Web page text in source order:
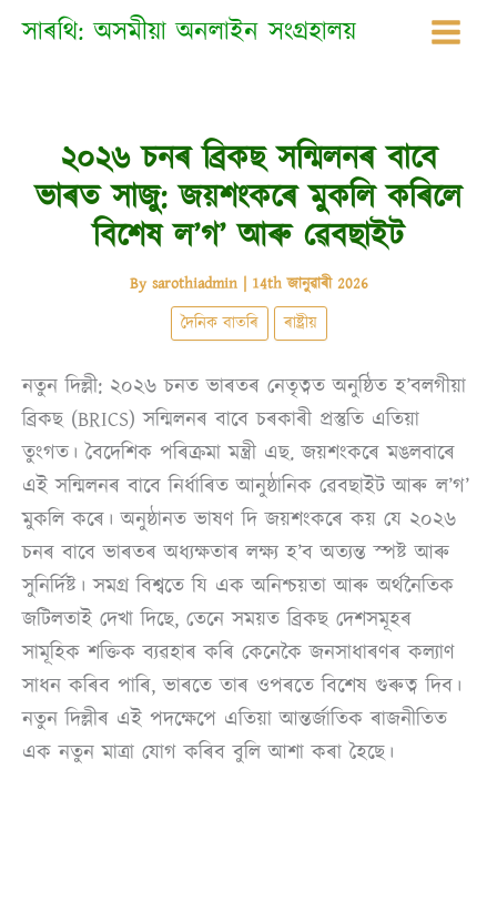
সাৰথি: অসমীয়া অনলাইন সংগ্ৰহালয়
২০২৬ চনৰ ব্ৰিকছ সন্মিলনৰ বাবে
ভাৰত সাজু: জয়শংকৰে মুকলি কৰিলে
বিশেষ ল’গ’ আৰু ৱেবছাইট
By sarothiadmin | 14th জানুৱাৰী 2026
দৈনিক বাতৰি ৰাষ্ট্ৰীয়
নতুন দিল্লী: ২০২৬ চনত ভাৰতৰ নেতৃত্বত অনুষ্ঠিত হ’বলগীয়া
ব্ৰিকছ (BRICS) সন্মিলনৰ বাবে চৰকাৰী প্ৰস্তুতি এতিয়া
তুংগত। বৈদেশিক পৰিক্ৰমা মন্ত্ৰী এছ. জয়শংকৰে মঙলবাৰে
এই সন্মিলনৰ বাবে নিৰ্ধাৰিত আনুষ্ঠানিক ৱেবছাইট আৰু ল’গ’
মুকলি কৰে। অনুষ্ঠানত ভাষণ দি জয়শংকৰে কয় যে ২০২৬
চনৰ বাবে ভাৰতৰ অধ্যক্ষতাৰ লক্ষ্য হ’ব অত্যন্ত স্পষ্ট আৰু
সুনিৰ্দিষ্ট। সমগ্ৰ বিশ্বতে যি এক অনিশ্চয়তা আৰু অৰ্থনৈতিক
জটিলতাই দেখা দিছে, তেনে সময়ত ব্ৰিকছ দেশসমূহৰ
সামূহিক শক্তিক ব্যৱহাৰ কৰি কেনেকৈ জনসাধাৰণৰ কল্যাণ
সাধন কৰিব পাৰি, ভাৰতে তাৰ ওপৰতে বিশেষ গুৰুত্ব দিব।
নতুন দিল্লীৰ এই পদক্ষেপে এতিয়া আন্তৰ্জাতিক ৰাজনীতিত
এক নতুন মাত্ৰা যোগ কৰিব বুলি আশা কৰা হৈছে।